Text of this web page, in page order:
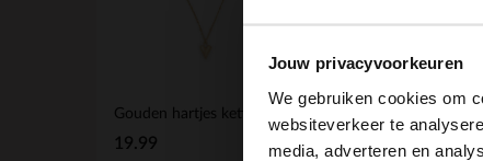
Jouw privacyvoorkeuren
We gebruiken cookies om
websiteverkeer te
media, adverteren en
Gouden hartjes ketting
19.99